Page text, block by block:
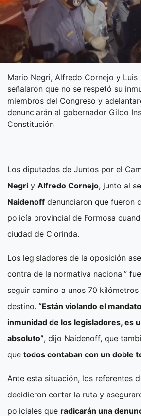
Mario Negri, Alfredo Cornejo y Luis
señalaron que no se respetó su
miembros del Congreso y
denunciarán al gobernador Gildo
Constitución
Los diputados de Juntos por el
Negri y Alfredo Cornejo, junto al
Naidenoff denunciaron que fueron
policía provincial de Formosa
ciudad de Clorinda.
Los legisladores de la oposición
contra de la normativa nacional”
seguir camino a unos 70 kilómetros
destino. “Están violando el
inmunidad de los legisladores, es
absoluto”, dijo Naidenoff, que
que todos contaban con un doble
Ante esta situación, los referentes
decidieron cortar la ruta y
policiales que radicarán una